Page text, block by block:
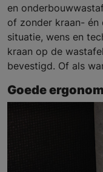
en
of zonder kraan- én
situatie, wens en
kraan op de
bevestigd. Of als
Goede